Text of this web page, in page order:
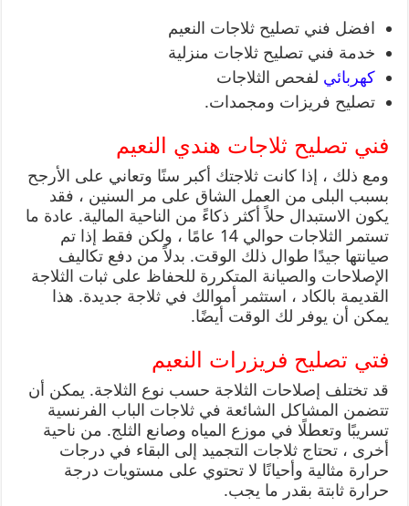
افضل فني تصليح ثلاجات النعيم
خدمة فني تصليح ثلاجات منزلية
كهربائي لفحص الثلاجات
تصليح فريزات ومجمدات.
فني تصليح ثلاجات هندي النعيم
ومع ذلك ، إذا كانت ثلاجتك أكبر سنًا وتعاني على الأرجح
بسبب البلى من العمل الشاق على مر السنين ، فقد
يكون الاستبدال حلاً أكثر ذكاءً من الناحية المالية. عادة ما
تستمر الثلاجات حوالي 14 عامًا ، ولكن فقط إذا تم
صيانتها جيدًا طوال ذلك الوقت. بدلاً من دفع تكاليف
الإصلاحات والصيانة المتكررة للحفاظ على ثبات الثلاجة
القديمة بالكاد ، استثمر أموالك في ثلاجة جديدة. هذا
يمكن أن يوفر لك الوقت أيضًا.
فتي تصليح فريزرات النعيم
قد تختلف إصلاحات الثلاجة حسب نوع الثلاجة. يمكن أن
تتضمن المشاكل الشائعة في ثلاجات الباب الفرنسية
تسريبًا وتعطلًا في موزع المياه وصانع الثلج. من ناحية
أخرى ، تحتاج ثلاجات التجميد إلى البقاء في درجات
حرارة مثالية وأحيانًا لا تحتوي على مستويات درجة
حرارة ثابتة بقدر ما يجب.